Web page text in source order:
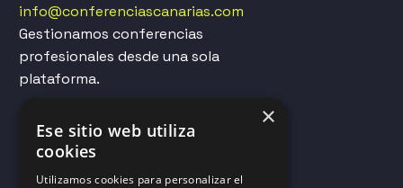
info@conferenciascanarias.com
Gestionamos conferencias
profesionales desde una sola
plataforma.
Be Rock Marketing
×
Ese sitio web utiliza
cookies
Utilizamos cookies para personalizar el